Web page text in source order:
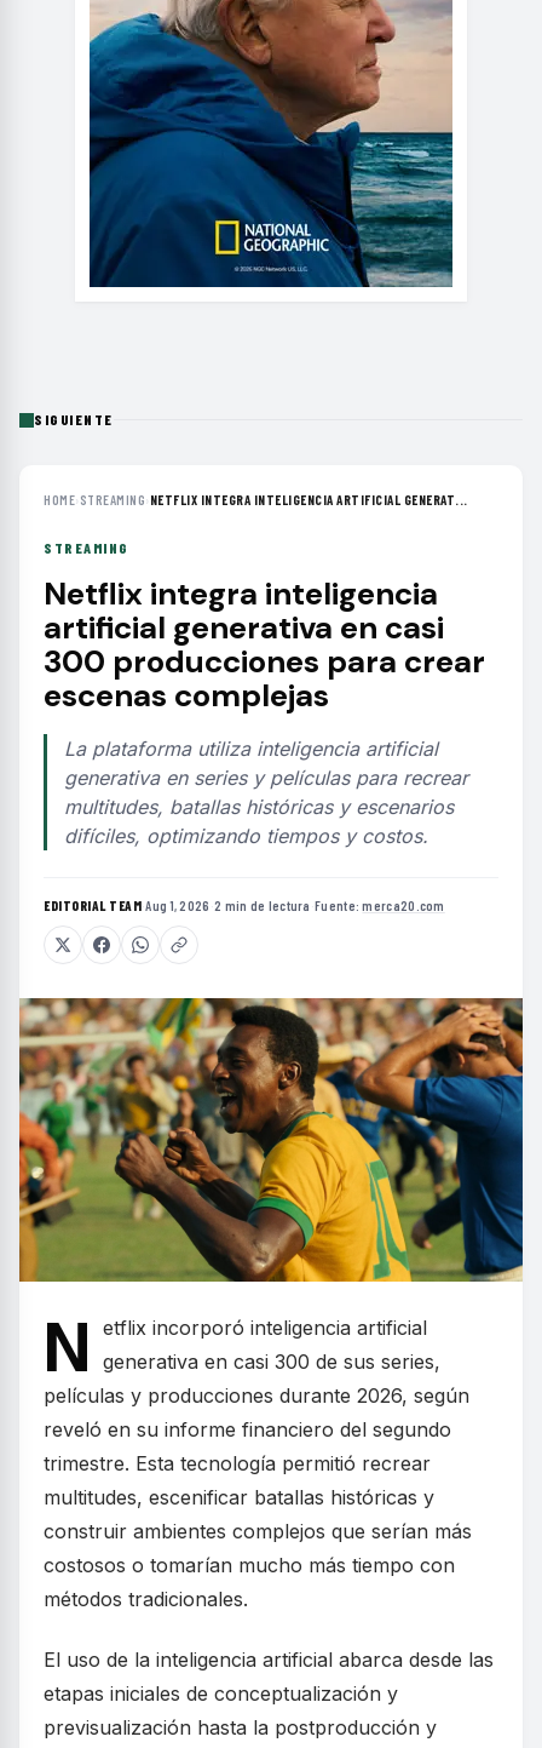
SIGUIENTE
HOME› STREAMING› NETFLIX INTEGRA INTELIGENCIA ARTIFICIAL GENERAT...
STREAMING
Netflix integra inteligencia
artificial generativa en casi
300 producciones para crear
escenas complejas
La plataforma utiliza inteligencia artificial
generativa en series y películas para recrear
multitudes, batallas históricas y escenarios
difíciles, optimizando tiempos y costos.
EDITORIAL TEAM·Aug 1, 2026 ·2 min de lectura ·Fuente:merca20.com
N
etflix incorporó inteligencia artificial
generativa en casi 300 de sus series,
películas y producciones durante 2026, según
reveló en su informe financiero del segundo
trimestre. Esta tecnología permitió recrear
multitudes, escenificar batallas históricas y
construir ambientes complejos que serían más
costosos o tomarían mucho más tiempo con
métodos tradicionales.
El uso de la inteligencia artificial abarca desde las
etapas iniciales de conceptualización y
previsualización hasta la postproducción y